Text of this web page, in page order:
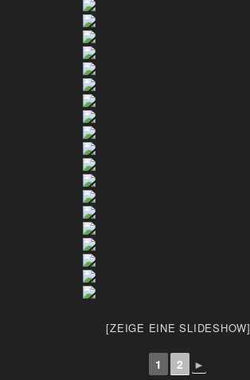
[ZEIGE EINE SLIDESHOW]
1 2 ►